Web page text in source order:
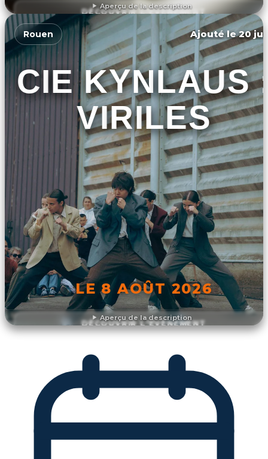
Aperçu de la description
DÉCOUVRIR L'ÉVÉNEMENT
Aperçu de la description
Rouen Ajouté le 20
CIE KYNLAUS
VIRILES
LE 8 AOÛT 2026
DÉCOUVRIR L'ÉVÉNEMENT